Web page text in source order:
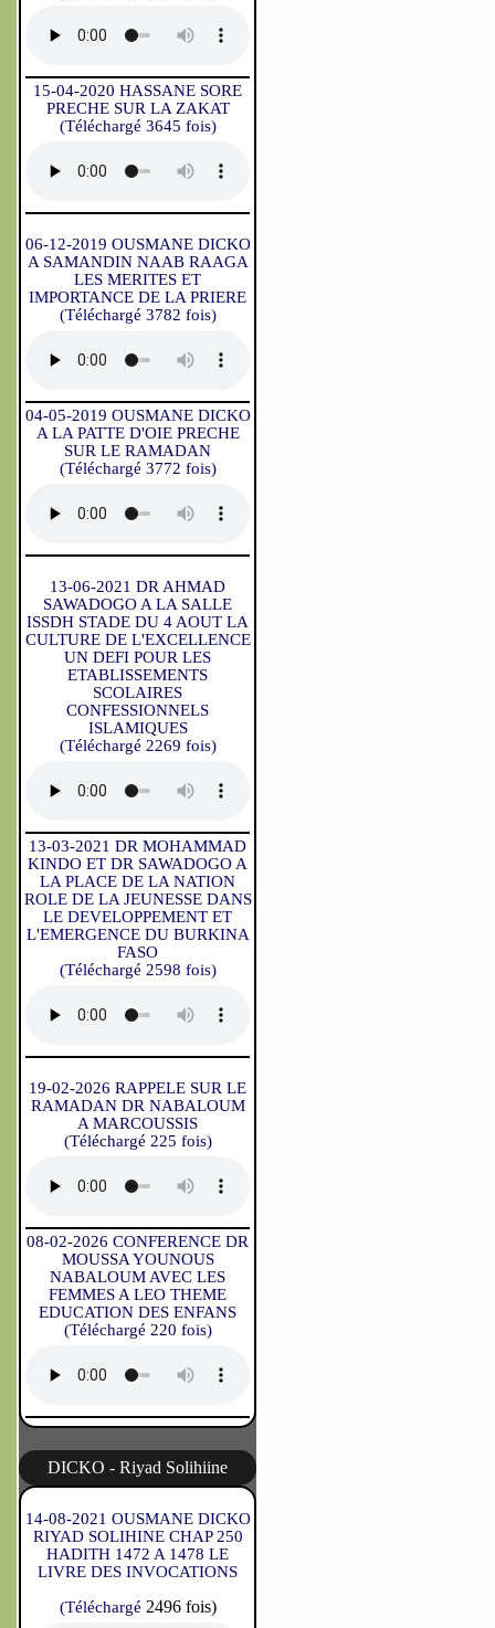
15-04-2020 HASSANE SORE
PRECHE SUR LA ZAKAT
(Téléchargé 3645 fois)
06-12-2019 OUSMANE DICKO
A SAMANDIN NAAB RAAGA
LES MERITES ET
IMPORTANCE DE LA PRIERE
(Téléchargé 3782 fois)
04-05-2019 OUSMANE DICKO
A LA PATTE D'OIE PRECHE
SUR LE RAMADAN
(Téléchargé 3772 fois)
13-06-2021 DR AHMAD
SAWADOGO A LA SALLE
ISSDH STADE DU 4 AOUT LA
CULTURE DE L'EXCELLENCE
UN DEFI POUR LES
ETABLISSEMENTS
SCOLAIRES
CONFESSIONNELS
ISLAMIQUES
(Téléchargé 2269 fois)
13-03-2021 DR MOHAMMAD
KINDO ET DR SAWADOGO A
LA PLACE DE LA NATION
ROLE DE LA JEUNESSE DANS
LE DEVELOPPEMENT ET
L'EMERGENCE DU BURKINA
FASO
(Téléchargé 2598 fois)
19-02-2026 RAPPELE SUR LE
RAMADAN DR NABALOUM
A MARCOUSSIS
(Téléchargé 225 fois)
08-02-2026 CONFERENCE DR
MOUSSA YOUNOUS
NABALOUM AVEC LES
FEMMES A LEO THEME
EDUCATION DES ENFANS
(Téléchargé 220 fois)
DICKO - Riyad Solihiine
14-08-2021 OUSMANE DICKO
RIYAD SOLIHINE CHAP 250
HADITH 1472 A 1478 LE
LIVRE DES INVOCATIONS
(Téléchargé 2496 fois)